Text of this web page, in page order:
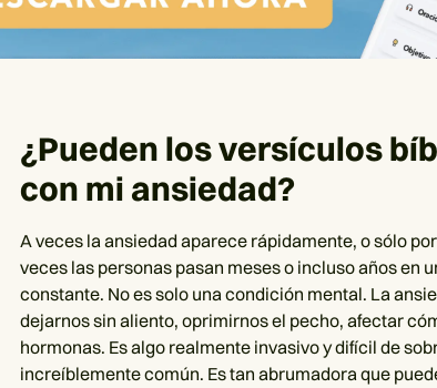
¿Pueden los versículos
con mi ansiedad?
A veces la ansiedad aparece rápidamente, o sólo
veces las personas pasan meses o incluso años en
constante. No es solo una condición mental. La
dejarnos sin aliento, oprimirnos el pecho, afectar
hormonas. Es algo realmente invasivo y difícil de
increíblemente común. Es tan abrumadora que